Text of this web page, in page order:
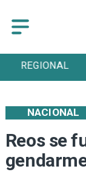
ENTRETENCIÓN
Reos se
NACIONAL